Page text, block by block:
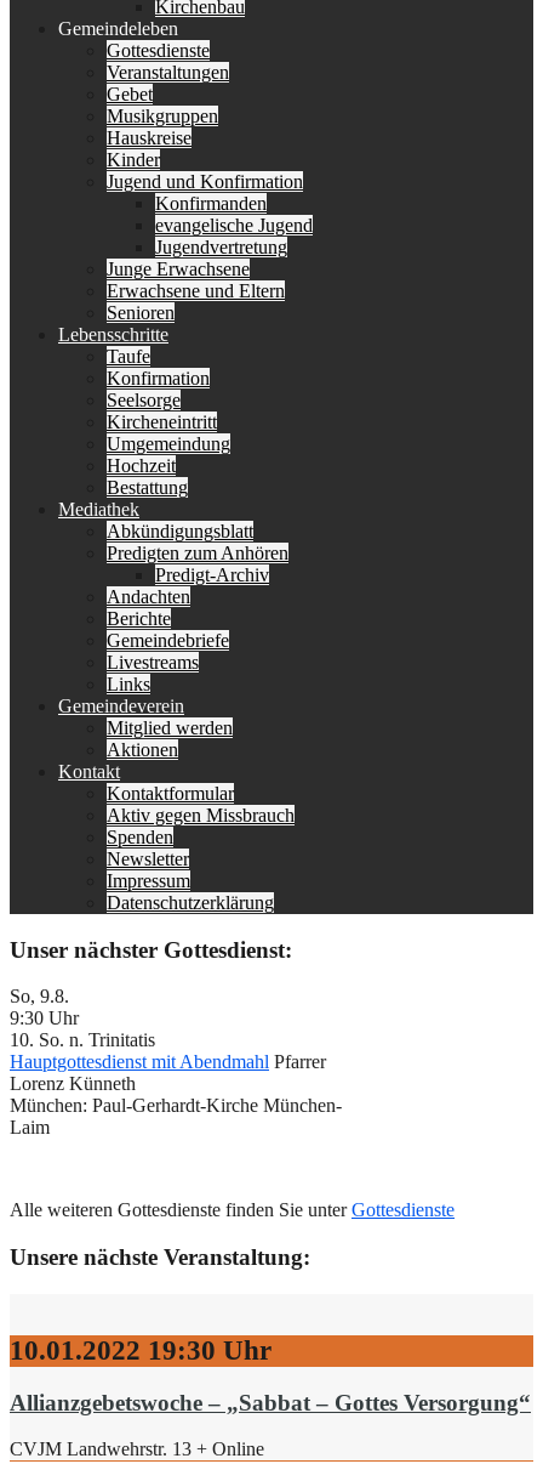
Kirchenbau
Gemeindeleben
Gottesdienste
Veranstaltungen
Gebet
Musikgruppen
Hauskreise
Kinder
Jugend und Konfirmation
Konfirmanden
evangelische Jugend
Jugendvertretung
Junge Erwachsene
Erwachsene und Eltern
Senioren
Lebensschritte
Taufe
Konfirmation
Seelsorge
Kircheneintritt
Umgemeindung
Hochzeit
Bestattung
Mediathek
Abkündigungsblatt
Predigten zum Anhören
Predigt-Archiv
Andachten
Berichte
Gemeindebriefe
Livestreams
Links
Gemeindeverein
Mitglied werden
Aktionen
Kontakt
Kontaktformular
Aktiv gegen Missbrauch
Spenden
Newsletter
Impressum
Datenschutzerklärung
Unser nächster Gottesdienst:
So, 9.8.
9:30 Uhr
10. So. n. Trinitatis
Hauptgottesdienst mit Abendmahl Pfarrer
Lorenz Künneth
München: Paul-Gerhardt-Kirche München-
Laim
Alle weiteren Gottesdienste finden Sie unterGottesdienste
Unsere nächste Veranstaltung:
10.01.2022 19:30 Uhr
Allianzgebetswoche – „Sabbat – Gottes Versorgung“
CVJM Landwehrstr. 13 + Online